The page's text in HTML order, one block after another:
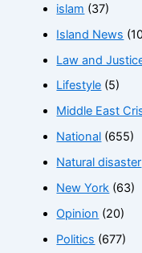
islam (37)
Island News
Law and
Lifestyle (5)
Middle East
National (655)
Natural disaster
New York (63)
Opinion (20)
Politics (677)